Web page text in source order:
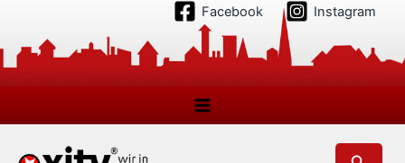
springen
Facebook Instagram
Suchen